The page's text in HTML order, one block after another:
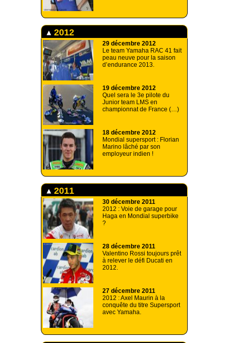
2012
29 décembre 2012
Le team Yamaha RAC 41 fait
peau neuve pour la saison
d’endurance 2013.
19 décembre 2012
Quel sera le 3e pilote du
Junior team LMS en
championnat de France (…)
18 décembre 2012
Mondial supersport : Florian
Marino lâché par son
employeur indien !
2011
30 décembre 2011
2012 : Voie de garage pour
Haga en Mondial superbike
?
28 décembre 2011
Valentino Rossi toujours prêt
à relever le défi Ducati en
2012.
27 décembre 2011
2012 : Axel Maurin à la
conquête du titre Supersport
avec Yamaha.